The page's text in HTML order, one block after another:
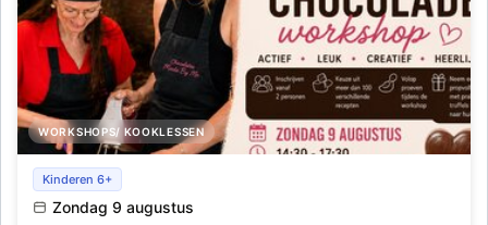
WORKSHOPS/ KOOKLESSEN
Open workshop chocolade voor op aan te sluiten met
zomer editie
Kinderen 6+
Zondag 9 augustus